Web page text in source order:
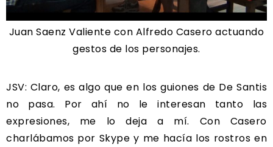
Juan Saenz Valiente con Alfredo Casero actuando
gestos de los personajes.
JSV: Claro, es algo que en los guiones de De Santis
no pasa. Por ahí no le interesan tanto las
expresiones, me lo deja a mí. Con Casero
charlábamos por Skype y me hacía los rostros en